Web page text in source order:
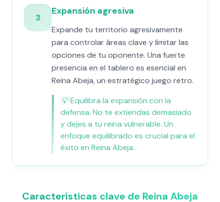
3
Expansión agresiva
Expande tu territorio agresivamente
para controlar áreas clave y limitar las
opciones de tu oponente. Una fuerte
presencia en el tablero es esencial en
Reina Abeja, un estratégico juego retro.
💡Equilibra la expansión con la
defensa. No te extiendas demasiado
y dejes a tu reina vulnerable. Un
enfoque equilibrado es crucial para el
éxito en Reina Abeja.
Características clave de Reina Abeja